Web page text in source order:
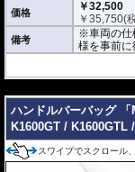
価格
￥32,500
￥35,750(
備考
※車両の仕
様を事前に
ハンドルバーバッグ 「
K1600GT /
スワイプでスクロール